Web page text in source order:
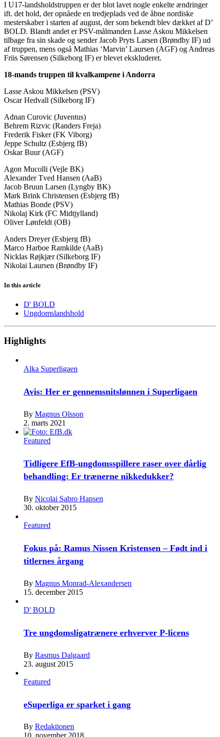
I U17-landsholdstruppen er der blot lavet nogle enkelte ændringer
ift. det hold, der opnåede en tredjeplads ved de åbne nordiske
mesterskaber i starten af august, der som bekendt blev dækket af D’
BOLD. Blandt andet er PSV-målmanden Lasse Askou Mikkelsen
tilbage fra sin skade og sender Jacob Pryts Larsen (Brøndby IF) ud
af truppen, mens også Mathias ‘Marvin’ Laursen (AGF) og Andreas
Friis Sørensen (Silkeborg IF) er blevet ekskluderet.
18-mands truppen til kvalkampene i Andorra
Lasse Askou Mikkelsen (PSV)
Oscar Hedvall (Silkeborg IF)
Adnan Curovic (Juventus)
Behrem Rizvic (Randers Freja)
Frederik Fisker (FK Viborg)
Jeppe Schultz (Esbjerg fB)
Oskar Buur (AGF)
Agon Mucolli (Vejle BK)
Alexander Tved Hansen (AaB)
Jacob Bruun Larsen (Lyngby BK)
Mark Brink Christensen (Esbjerg fB)
Mathias Bonde (PSV)
Nikolaj Kirk (FC Midtjylland)
Oliver Lønfeldt (OB)
Anders Dreyer (Esbjerg fB)
Marco Harboe Ramkilde (AaB)
Nicklas Røjkjær (Silkeborg IF)
Nikolai Laursen (Brøndby IF)
In this article
D' BOLD
Ungdomslandshold
Highlights
Alka Superligaen
Avis: Her er gennemsnitslønnen i Superligaen
By Magnus Olsson
2. marts 2021
Featured
Tidligere EfB-ungdomsspillere raser over dårlig
behandling: Er trænerne nikkedukker?
By Nicolai Sabro Hansen
30. oktober 2015
Featured
Fokus på: Ramus Nissen Kristensen – Født ind i
titlernes årgang
By Magnus Monrad-Alexandersen
15. december 2015
D' BOLD
Tre ungdomsligatrænere erhverver P-licens
By Rasmus Dalgaard
23. august 2015
Featured
eSuperliga er sparket i gang
By Redaktionen